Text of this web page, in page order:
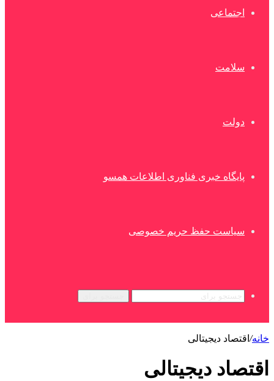
اجتماعی
سلامت
دولت
پایگاه خبری فناوری اطلاعات همسو
سیاست حفظ حریم خصوصی
خانه/ اقتصاد دیجیتالی
اقتصاد دیجیتالی